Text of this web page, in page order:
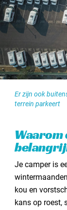
Er zijn ook
terrein parkeert
Waarom
Je camper is
kou en
kans op roest,